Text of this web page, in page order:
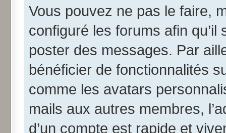
Vous pouvez ne pas le faire,
configuré les forums afin
poster des messages. Par
bénéficier de fonctionnalités
comme les avatars
mails aux autres membres,
d’un compte est rapide et